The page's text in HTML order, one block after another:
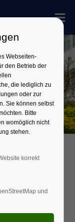
Webseiten-
den Betrieb der
die lediglich zu
oder zur
Sie können selbst
Bitte
womöglich nicht
stehen.
korrekt
und